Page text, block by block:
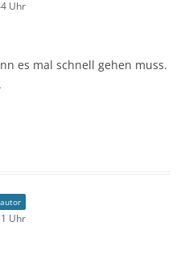
Uhr
es mal schnell gehen muss.
Uhr